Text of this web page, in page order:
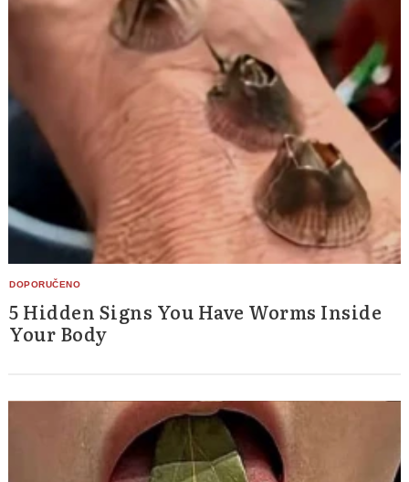
5 Hidden Signs You Have Worms Inside
Your Body